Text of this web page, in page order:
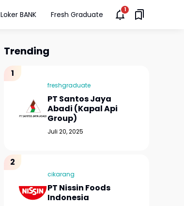
Loker BANK Fresh Graduate
Trending
freshgraduate
PT Santos Jaya
Abadi (Kapal Api
Group)
Juli 20, 2025
cikarang
PT Nissin Foods
Indonesia